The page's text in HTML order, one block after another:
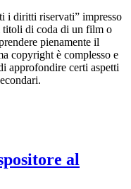
i diritti riservati” impresso
titoli di coda di un film o
pienamente il
copyright è complesso e
approfondire certi aspetti
al